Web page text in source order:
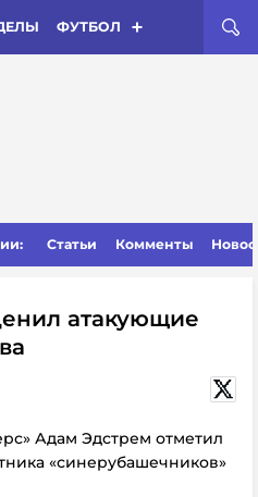
ФУТБОЛ
Статьи Комменты
атакующие
Адам Эдстрем отметил
«синерубашечников»